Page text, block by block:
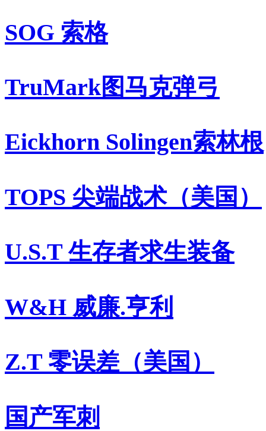
SOG 索格
TruMark图马克弹弓
Eickhorn Solingen索林根
TOPS 尖端战术（美国）
U.S.T 生存者求生装备
W&H 威廉.亨利
Z.T 零误差（美国）
国产军刺